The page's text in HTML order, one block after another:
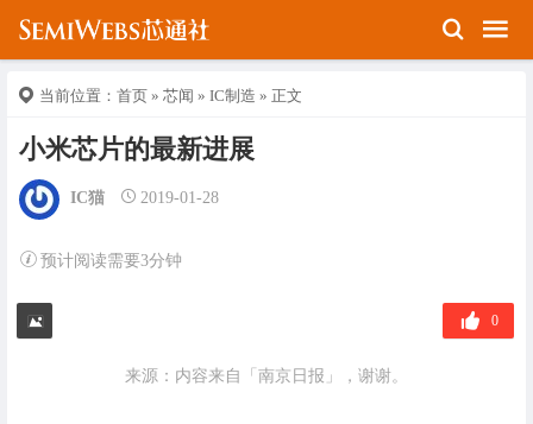
当前位置： 首页 » 芯闻 » IC制造 » 正文
小米芯片的最新进展
IC猫 2019-01-28
预计阅读需要3分钟
0
来源：内容来自「南京日报」，谢谢。